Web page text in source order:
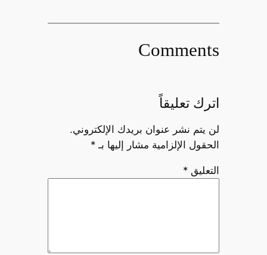
Comments
اترك تعليقاً
لن يتم نشر عنوان بريدك الإلكتروني.
الحقول الإلزامية مشار إليها بـ *
التعليق *